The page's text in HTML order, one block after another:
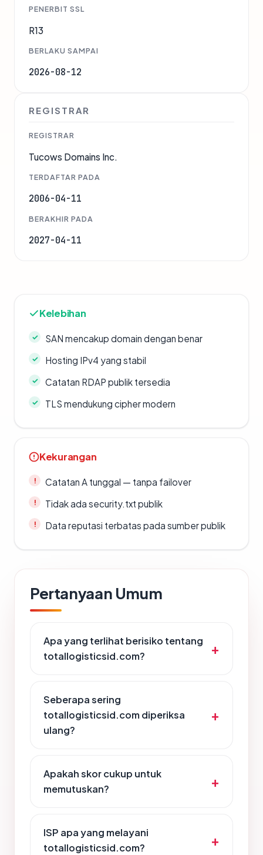
PENERBIT SSL
R13
BERLAKU SAMPAI
2026-08-12
REGISTRAR
REGISTRAR
Tucows Domains Inc.
TERDAFTAR PADA
2006-04-11
BERAKHIR PADA
2027-04-11
Kelebihan
SAN mencakup domain dengan benar
Hosting IPv4 yang stabil
Catatan RDAP publik tersedia
TLS mendukung cipher modern
Kekurangan
Catatan A tunggal — tanpa failover
Tidak ada security.txt publik
Data reputasi terbatas pada sumber publik
Pertanyaan Umum
Apa yang terlihat berisiko tentang
totallogisticsid.com?
Seberapa sering
totallogisticsid.com diperiksa
ulang?
Apakah skor cukup untuk
memutuskan?
ISP apa yang melayani
totallogisticsid.com?